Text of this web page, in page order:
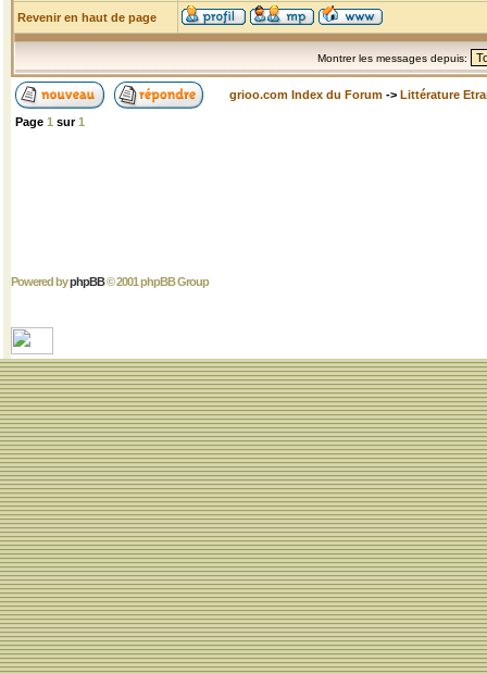
Revenir en haut de page
Montrer les messages depuis:
grioo.com Index du Forum -> Littérature
Page 1 sur1
Powered byphpBB© 2001 phpBB Group